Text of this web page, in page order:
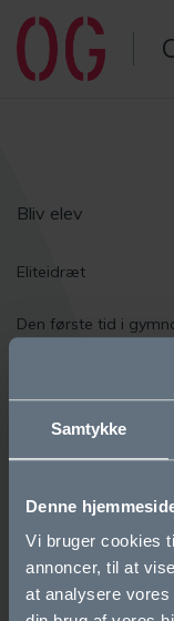
Samtykke
Denne
Vi bruger cookies
annoncer, til at
at analysere
Bliv elev
Eliteidræt
Den første tid i
Om OG
Skolens historie
Cookie- og